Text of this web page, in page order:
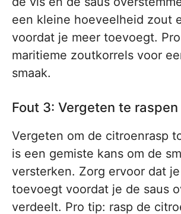
een kleine hoeveelheid zout
voordat je meer toevoegt.
maritieme zoutkorrels voor
smaak.
Fout 3: Vergeten te raspen
Vergeten om de citroenrasp
is een gemiste kans om de
versterken. Zorg ervoor dat
toevoegt voordat je de saus
verdeelt. Pro tip: rasp de